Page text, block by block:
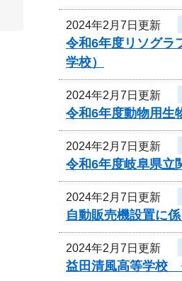
2024年2月7日更新
令和6年度リソグラ
学校）
2024年2月7日更新
令和6年度動物用生
2024年2月7日更新
令和6年度岐阜県立
2024年2月7日更新
自動販売機設置に
2024年2月7日更新
益田清風高等学校